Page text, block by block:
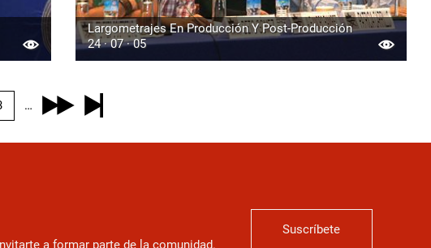
Largometrajes En Producción Y Post-Producción
24 · 07 · 05
…
a formar parte de la comunidad.
Suscríbete